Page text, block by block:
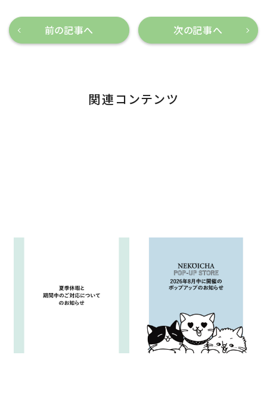
前の記事へ 次の記事へ
関連コンテンツ
お知らせ 重要なお知らせ
ちゃ ポップアップストア」のお
2026.07.31
重要なお知らせ
開催中